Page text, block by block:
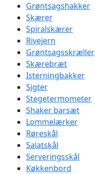
Grøntsagshakker
Skærer
Spiralskærer
Rivejern
Grøntsagsskræller
Skærebræt
Isterningbakker
Sigter
Stegetermometer
Shaker barsæt
Lommelærker
Røreskål
Salatskål
Serveringsskål
Køkkenbord